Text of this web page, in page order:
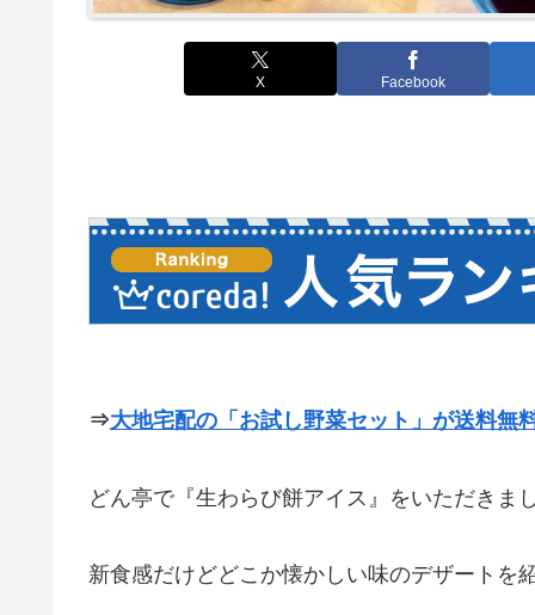
X Facebook
⇒大地宅配の「お試し野菜セット」が送料無
どん亭で『生わらび餅アイス』をいただきま
新食感だけどどこか懐かしい味のデザートを